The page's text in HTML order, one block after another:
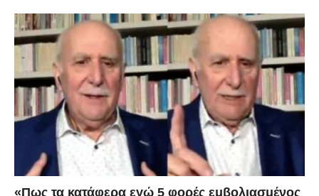
«Πως τα κατάφερα εγώ 5 φορές εμβoλιασμένος